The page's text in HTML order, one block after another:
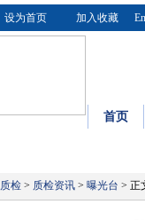
设为首页 加入收藏
首页
质检 > 质检资讯 > 曝光台 > 正